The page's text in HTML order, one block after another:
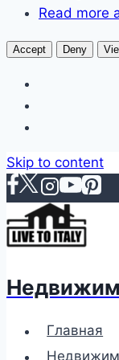
Read more
Accept Deny
Skip to content
Главная